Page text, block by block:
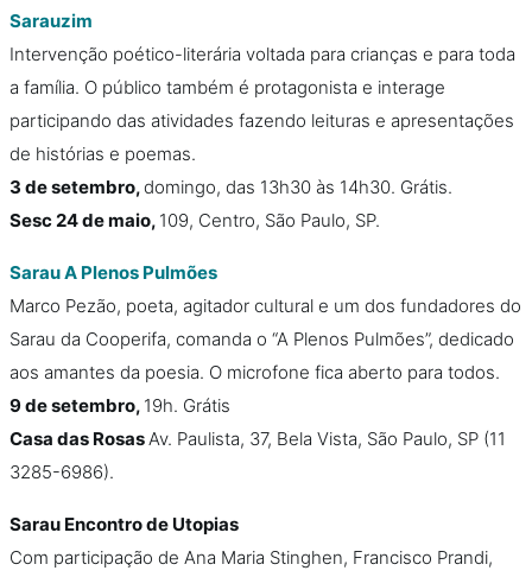
Sarauzim
Intervenção poético-literária voltada para crianças e para toda
a família. O público também é protagonista e interage
participando das atividades fazendo leituras e apresentações
de histórias e poemas.
3 de setembro,domingo, das 13h30 às 14h30. Grátis.
Sesc 24 de maio, 109, Centro, São Paulo, SP.
Sarau A Plenos Pulmões
Marco Pezão, poeta, agitador cultural e um dos fundadores do
Sarau da Cooperifa, comanda o “A Plenos Pulmões”, dedicado
aos amantes da poesia. O microfone fica aberto para todos.
9 de setembro, 19h. Grátis
Casa das RosasAv. Paulista, 37, Bela Vista, São Paulo, SP (11
3285-6986).
Sarau Encontro de Utopias
Com participação de Ana Maria Stinghen, Francisco Prandi,